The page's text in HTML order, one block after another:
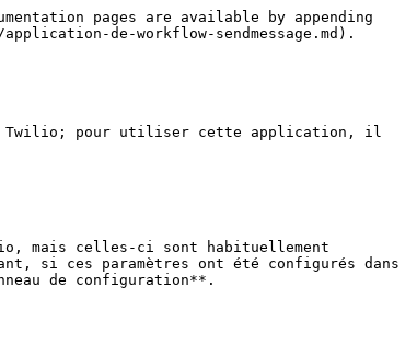
pages are available by appending
de-workflow-sendmessage.md).
Twilio; pour utiliser cette application, il
mais celles-ci sont habituellement
si ces paramètres ont été configurés dans
de configuration**.